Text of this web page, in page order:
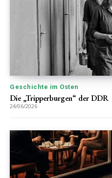
Geschichte im Osten
Die „Tripperburgen“ der DDR
24/06/2026